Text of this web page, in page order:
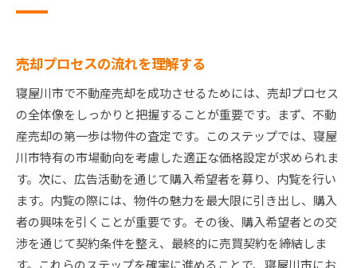
売却プロセスの流れを理解する
寝屋川市で不動産売却を成功させるためには、売却プロセス
の全体像をしっかりと把握することが重要です。まず、不動
産売却の第一歩は物件の査定です。このステップでは、寝屋
川市特有の市場動向を考慮した適正な価格設定が求められま
す。次に、広告活動を通じて購入希望者を募り、内覧を行い
ます。内覧の際には、物件の魅力を最大限に引き出し、購入
者の興味を引くことが重要です。その後、購入希望者との交
渉を通じて契約条件を整え、最終的に売買契約を締結しま
す。これらのステップを確実に進めることで、寝屋川市にお